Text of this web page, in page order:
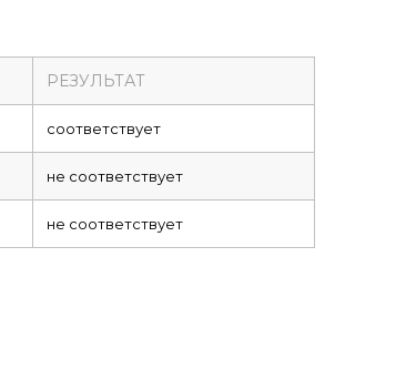
РЕЗУЛЬТАТ
соответствует
не соответствует
не соответствует